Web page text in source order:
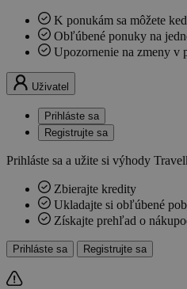
K ponukám sa môžete
Obľúbené ponuky na
Upozornenie na zmeny v
Uživatel
Prihláste sa
Registrujte sa
Prihláste sa a užite si výhody
Zbierajte kredity
Ukladajte si obľúbené
Získajte prehľad o
Prihláste sa Registrujte sa